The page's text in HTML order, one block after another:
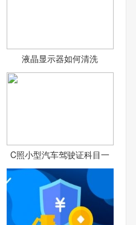
液晶显示器如何清洗
C照小型汽车驾驶证科目一